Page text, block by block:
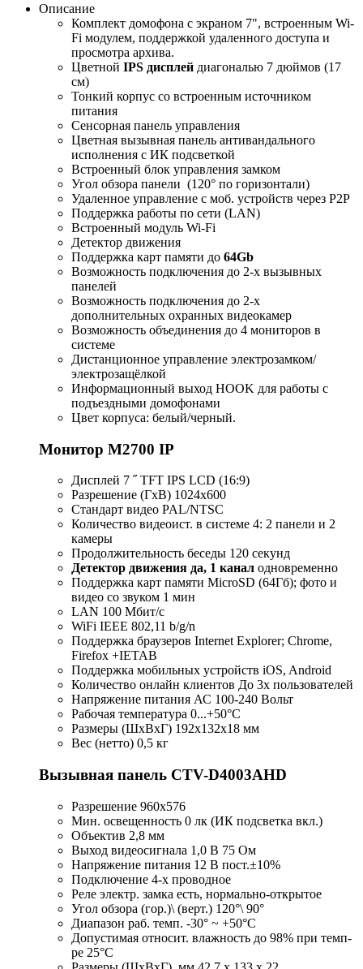
Описание
Комплект домофона с экраном 7", встроенным Wi-
Fi модулем, поддержкой удаленного доступа и
просмотра архива.
Цветной IPS дисплей диагональю 7 дюймов (17
см)
Тонкий корпус со встроенным источником
питания
Сенсорная панель управления
Цветная вызывная панель антивандального
исполнения с ИК подсветкой
Встроенный блок управления замком
Угол обзора панели (120° по горизонтали)
Удаленное управление с моб. устройств через P2P
Поддержка работы по сети (LAN)
Встроенный модуль Wi-Fi
Детектор движения
Поддержка карт памяти до 64Gb
Возможность подключения до 2-х вызывных
панелей
Возможность подключения до 2-х
дополнительных охранных видеокамер
Возможность объединения до 4 мониторов в
системе
Дистанционное управление электрозамком/
электрозащёлкой
Информационный выход HOOK для работы с
подъездными домофонами
Цвет корпуса: белый/черный.
Монитор M2700 IP
Дисплей 7 ˝ TFT IPS LCD (16:9)
Разрешение (ГхВ) 1024x600
Стандарт видео PAL/NTSC
Количество видеоист. в системе 4: 2 панели и 2
камеры
Продолжительность беседы 120 секунд
Детектор движения да, 1 канал одновременно
Поддержка карт памяти MicroSD (64Гб); фото и
видео со звуком 1 мин
LAN 100 Мбит/с
WiFi IEEE 802,11 b/g/n
Поддержка браузеров Internet Explorer; Chrome,
Firefox +IETAB
Поддержка мобильных устройств iOS, Android
Количество онлайн клиентов До 3х пользователей
Напряжение питания АС 100-240 Вольт
Рабочая температура 0...+50°С
Размеры (ШхВхГ) 192x132x18 мм
Вес (нетто) 0,5 кг
Вызывная панель CTV-D4003AHD
Разрешение 960x576
Мин. освещенность 0 лк (ИК подсветка вкл.)
Объектив 2,8 мм
Выход видеосигнала 1,0 В 75 Ом
Напряжение питания 12 В пост.±10%
Подключение 4-х проводное
Реле электр. замка есть, нормально-открытое
Угол обзора (гор.)\ (верт.) 120°\ 90°
Диапазон раб. темп. -30° ~ +50°C
Допустимая относит. влажность до 98% при темп-
ре 25°C